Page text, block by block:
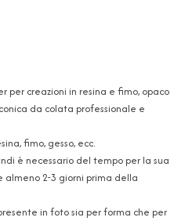
per creazioni in resina e fimo, opaco
da colata professionale e
fimo, gesso, ecc.
è necessario del tempo per la sua
almeno 2-3 giorni prima della
in foto sia per forma che per